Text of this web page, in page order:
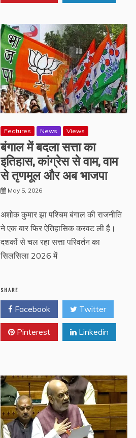
Features News Views
बंगाल में बदला सत्ता का
इतिहास, कांग्रेस से वाम, वाम
से तृणमूल और अब भाजपा
May 5, 2026
अशोक कुमार झा पश्चिम बंगाल की राजनीति
ने एक बार फिर ऐतिहासिक करवट ली है।
दशकों से चल रहा सत्ता परिवर्तन का
सिलसिला 2026 में
SHARE
Facebook Twitter
Pinterest Linkedin